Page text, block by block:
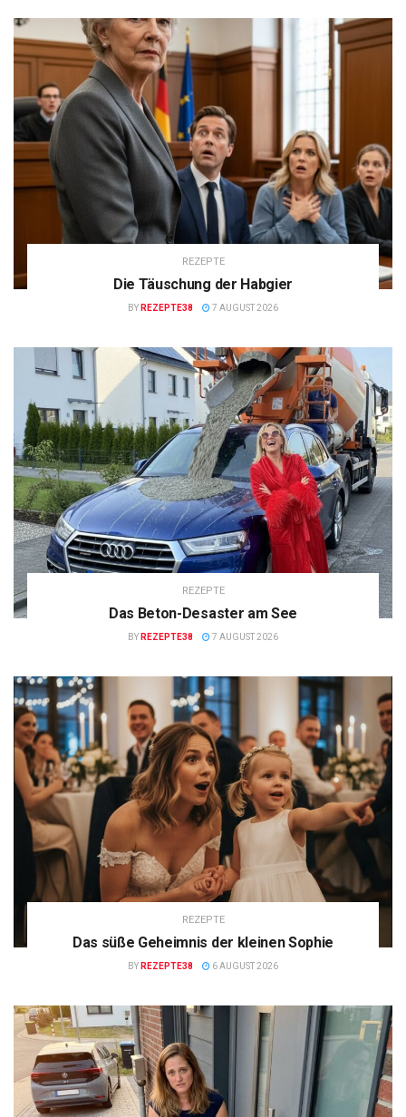
REZEPTE
Die Täuschung der Habgier
BY REZEPTE38 7 AUGUST 2026
REZEPTE
Das Beton-Desaster am See
BY REZEPTE38 7 AUGUST 2026
REZEPTE
Das süße Geheimnis der kleinen Sophie
BY REZEPTE38 6 AUGUST 2026